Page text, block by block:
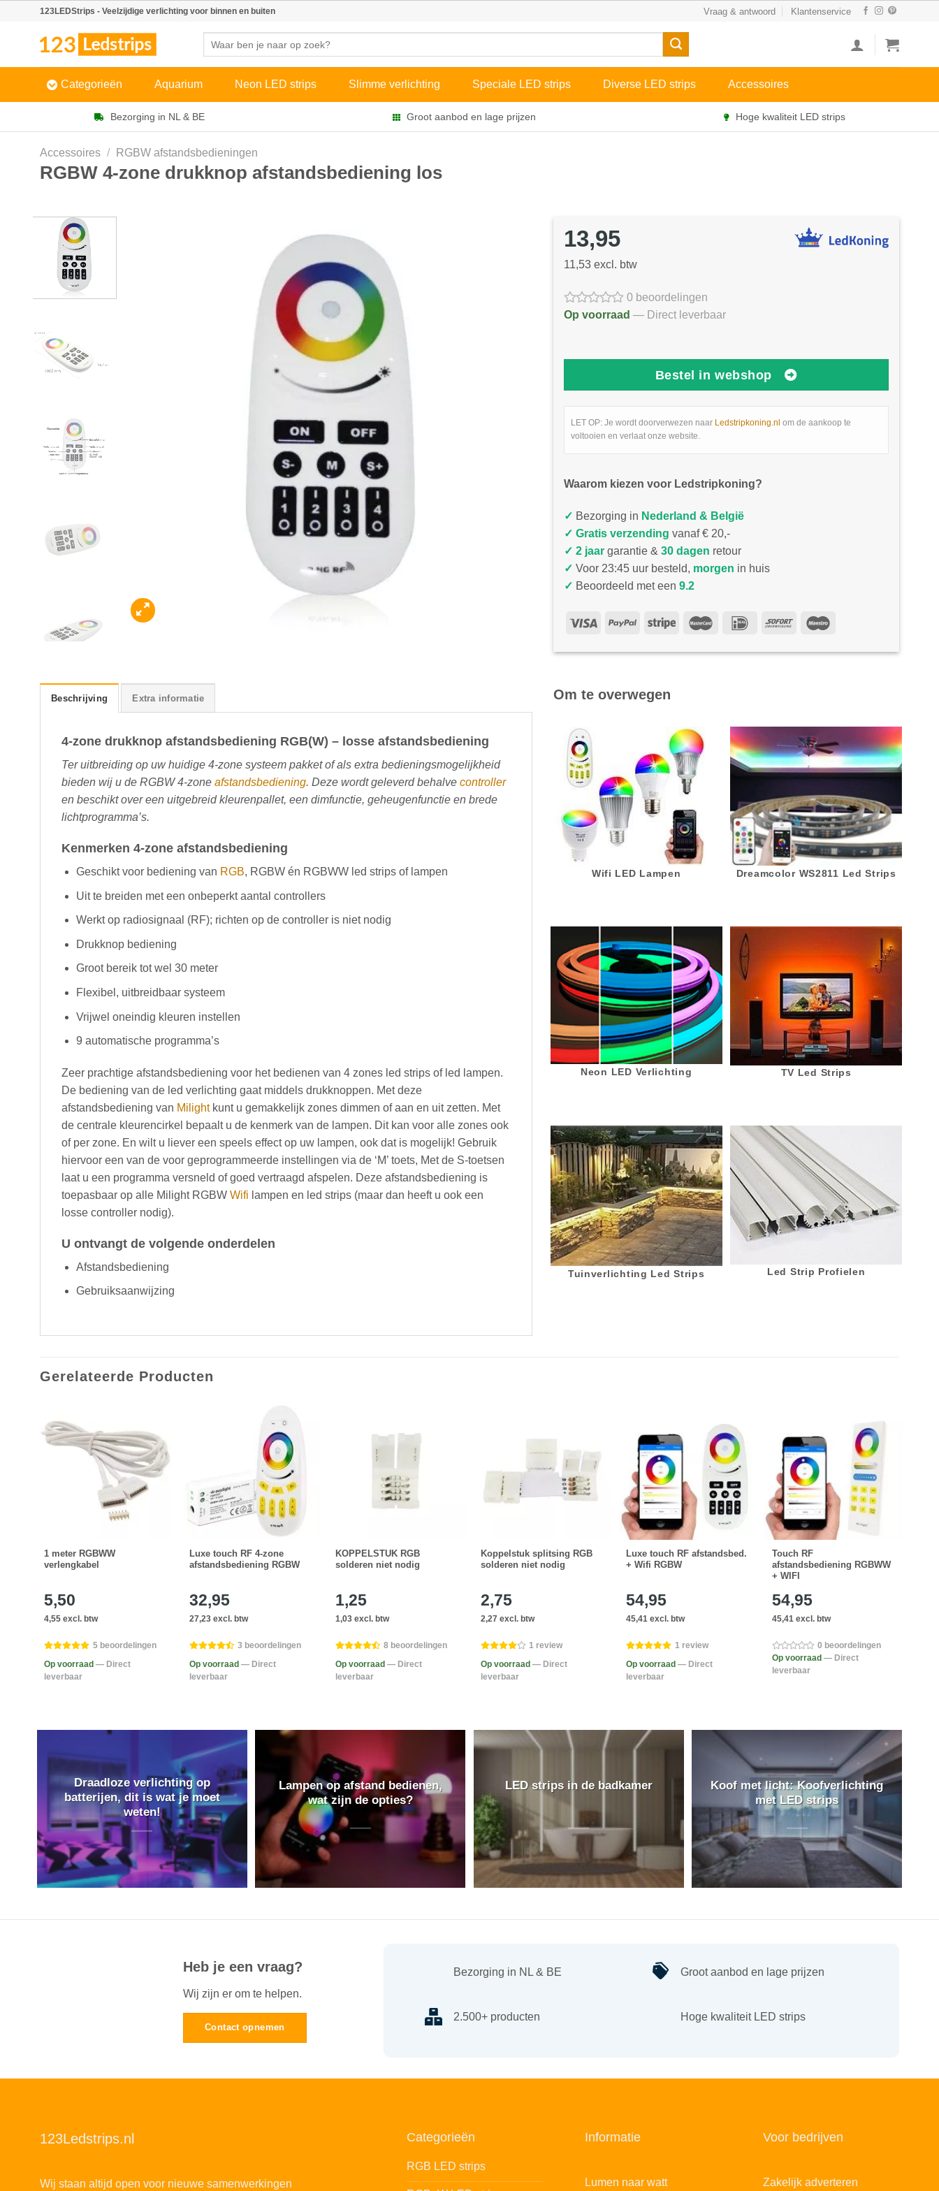
123LEDStrips - Veelzijdige verlichting voor binnen en buiten Vraag & antwoord Klantenservice
Categorieën Aquarium Neon LED strips Slimme verlichting Speciale LED strips Diverse LED strips Accessoires
Bezorging in NL & BE Groot aanbod en lage prijzen Hoge kwaliteit LED strips
Accessoires / RGBW afstandsbedieningen
RGBW 4-zone drukknop afstandsbediening los
13,95
11,53 excl. btw
0 beoordelingen
Op voorraad — Direct leverbaar
Bestel in webshop
LET OP: Je wordt doorverwezen naar Ledstripkoning.nl om de aankoop te
voltooien en verlaat onze website.
Waarom kiezen voor Ledstripkoning?
✓ Bezorging in Nederland & België
✓ Gratis verzending vanaf € 20,-
✓ 2 jaar garantie & 30 dagen retour
✓ Voor 23:45 uur besteld, morgen in huis
✓ Beoordeeld met een 9.2
Beschrijving Extra informatie
4-zone drukknop afstandsbediening RGB(W) – losse afstandsbediening
Ter uitbreiding op uw huidige 4-zone systeem pakket of als extra bedieningsmogelijkheid
bieden wij u de RGBW 4-zone afstandsbediening. Deze wordt geleverd behalve controller
en beschikt over een uitgebreid kleurenpallet, een dimfunctie, geheugenfunctie en brede
lichtprogramma’s.
Kenmerken 4-zone afstandsbediening
Geschikt voor bediening van RGB, RGBW én RGBWW led strips of lampen
Uit te breiden met een onbeperkt aantal controllers
Werkt op radiosignaal (RF); richten op de controller is niet nodig
Drukknop bediening
Groot bereik tot wel 30 meter
Flexibel, uitbreidbaar systeem
Vrijwel oneindig kleuren instellen
9 automatische programma’s
Zeer prachtige afstandsbediening voor het bedienen van 4 zones led strips of led lampen.
De bediening van de led verlichting gaat middels drukknoppen. Met deze
afstandsbediening van Milightkunt u gemakkelijk zones dimmen of aan en uit zetten. Met
de centrale kleurencirkel bepaalt u de kenmerk van de lampen. Dit kan voor alle zones ook
of per zone. En wilt u liever een speels effect op uw lampen, ook dat is mogelijk! Gebruik
hiervoor een van de voor geprogrammeerde instellingen via de ‘M’ toets, Met de S-toetsen
laat u een programma versneld of goed vertraagd afspelen. Deze afstandsbediening is
toepasbaar op alle Milight RGBW Wifi lampen en led strips (maar dan heeft u ook een
losse controller nodig).
U ontvangt de volgende onderdelen
Afstandsbediening
Gebruiksaanwijzing
Om te overwegen
Wifi LED Lampen Dreamcolor WS2811 Led Strips
Neon LED Verlichting TV Led Strips
Tuinverlichting Led Strips Led Strip Profielen
Gerelateerde Producten
1 meter RGBWW
verlengkabel
5,50
4,55 excl. btw
5 beoordelingen
Op voorraad — Direct
leverbaar
Luxe touch RF 4-zone
afstandsbediening RGBW
32,95
27,23 excl. btw
3 beoordelingen
Op voorraad — Direct
leverbaar
KOPPELSTUK RGB
solderen niet nodig
1,25
1,03 excl. btw
8 beoordelingen
Op voorraad — Direct
leverbaar
Koppelstuk splitsing RGB
solderen niet nodig
2,75
2,27 excl. btw
1 review
Op voorraad — Direct
leverbaar
Luxe touch RF afstandsbed.
+ Wifi RGBW
54,95
45,41 excl. btw
1 review
Op voorraad — Direct
leverbaar
Touch RF
afstandsbediening RGBWW
+ WIFI
54,95
45,41 excl. btw
0 beoordelingen
Op voorraad — Direct
leverbaar
Draadloze verlichting op
batterijen, dit is wat je moet
weten!
Lampen op afstand bedienen,
wat zijn de opties?
LED strips in de badkamer
Koof met licht: Koofverlichting
met LED strips
Heb je een vraag?
Wij zijn er om te helpen.
Contact opnemen
Bezorging in NL & BE
2.500+ producten
Groot aanbod en lage prijzen
Hoge kwaliteit LED strips
123Ledstrips.nl
Wij staan altijd open voor nieuwe samenwerkingen
Categorieën
RGB LED strips
Informatie
Lumen naar watt
Voor bedrijven
Zakelijk adverteren